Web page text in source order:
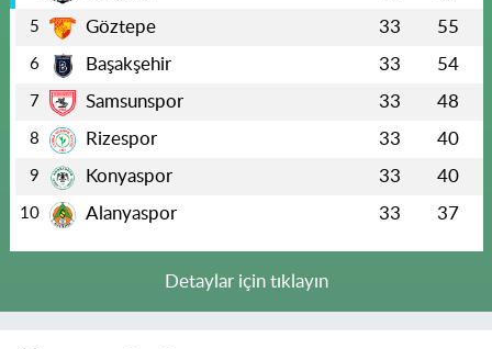
5 Göztepe 33 55
6 Başakşehir 33 54
7 Samsunspor 33 48
8 Rizespor 33 40
9 Konyaspor 33 40
10 Alanyaspor 33 37
Detaylar için tıklayın